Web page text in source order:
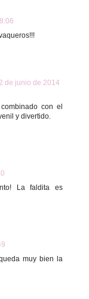
2 de junio de 2014
con el
y divertido.
La faldita es
muy bien la